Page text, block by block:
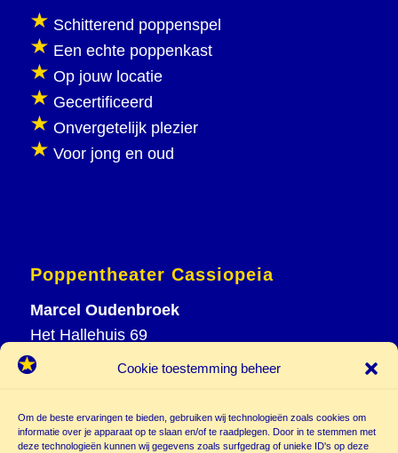
Cookie toestemming beheer
Om de beste ervaringen te bieden, gebruiken wij technologieën zoals cookies om
informatie over je apparaat op te slaan en/of te raadplegen. Door in te stemmen met
deze technologieën kunnen wij gegevens zoals surfgedrag of unieke ID's op deze
Schitterend poppenspel
Een echte poppenkast
Op jouw locatie
Gecertificeerd
Onvergetelijk plezier
Voor jong en oud
Poppentheater Cassiopeia
Marcel Oudenbroek
Het Hallehuis 69
3823 VH Amersfoort
M 06 20 26 94 61
info@